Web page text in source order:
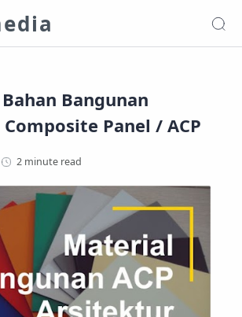
Bangunan
Panel / ACP
2 minute read